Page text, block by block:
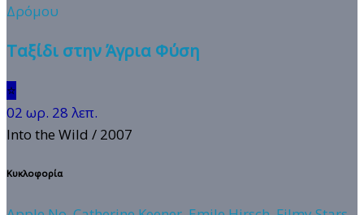
Δρόμου
Ταξίδι στην Άγρια Φύση
⭐
02 ωρ. 28 λεπ.
Into the Wild / 2007
Κυκλοφορία